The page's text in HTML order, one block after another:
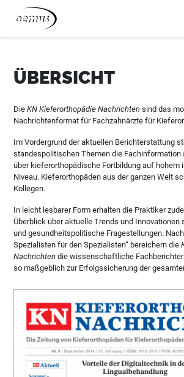
Zum Inhalt springen
ÜBERSICHT
DieKN Kieferorthopädie Nachrichten sind das
Nachrichtenformat für Fachzahnärzte für
Im Vordergrund der aktuellen Berichterstattung
standespolitischen Themen die
über kieferorthopädische Fortbildung auf hohem
Niveau. Kieferorthopäden aus der ganzen Welt
Kollegen.
In leicht lesbarer Form erhalten die Praktiker
Überblick über aktuelle Trends und Innovationen
und gesundheitspolitische Fragestellungen.
Spezialisten für den Spezialisten“ bereichern die
Nachrichten die wissenschaftliche
so maßgeblich zur Erfolgssicherung der